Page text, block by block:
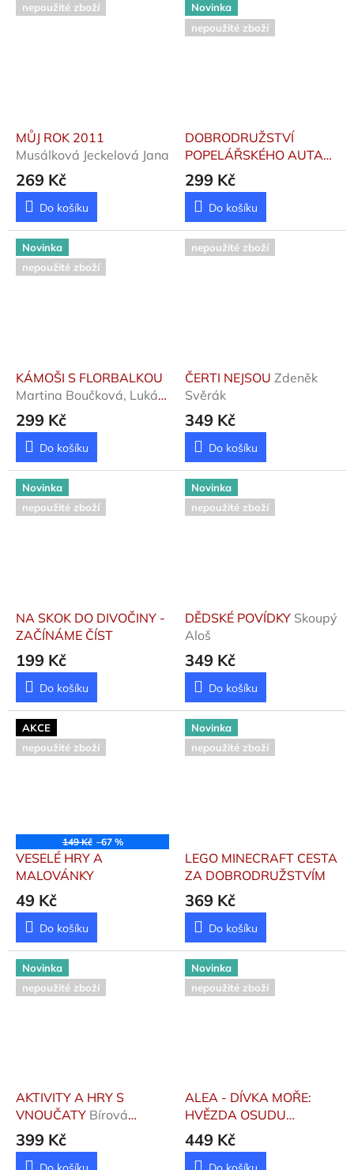
nepoužité zboží
MŮJ ROK 2011
Musálková Jeckelová Jana
269 Kč
Do košíku
Novinka
nepoužité zboží
DOBRODRUŽSTVÍ
POPELÁŘSKÉHO AUTA
Pich Michal
299 Kč
Do košíku
Novinka
nepoužité zboží
KÁMOŠI S FLORBALKOU
Martina Boučková, Lukáš
Fibrich
299 Kč
Do košíku
nepoužité zboží
ČERTI NEJSOU Zdeněk
Svěrák
349 Kč
Do košíku
Novinka
nepoužité zboží
NA SKOK DO DIVOČINY -
ZAČÍNÁME ČÍST
199 Kč
Do košíku
Novinka
nepoužité zboží
DĚDSKÉ POVÍDKY Skoupý
Aloš
349 Kč
Do košíku
AKCE
nepoužité zboží
149 Kč –67 %
VESELÉ HRY A
MALOVÁNKY
49 Kč
Do košíku
Novinka
nepoužité zboží
LEGO MINECRAFT CESTA
ZA DOBRODRUŽSTVÍM
369 Kč
Do košíku
Novinka
nepoužité zboží
AKTIVITY A HRY S
VNOUČATY Bírová
Kateřina
399 Kč
Novinka
nepoužité zboží
ALEA - DÍVKA MOŘE:
HVĚZDA OSUDU
Stewnerová Tanya
449 Kč